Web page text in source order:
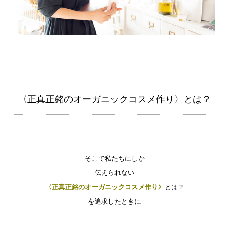
〈正真正銘のオーガニックコスメ作り〉とは？
そこで私たちにしか
伝えられない
〈正真正銘のオーガニックコスメ作り〉 とは？
を追求したときに